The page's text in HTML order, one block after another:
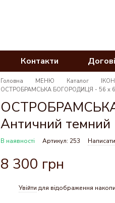
Контакти
Головна МЕНЮ Каталог
ОСТРОБРАМСЬКА БОГОРОДИЦЯ - 56 х
Античний темний
В наявності Артикул: 253
8 300 грн
Увійти для відображення